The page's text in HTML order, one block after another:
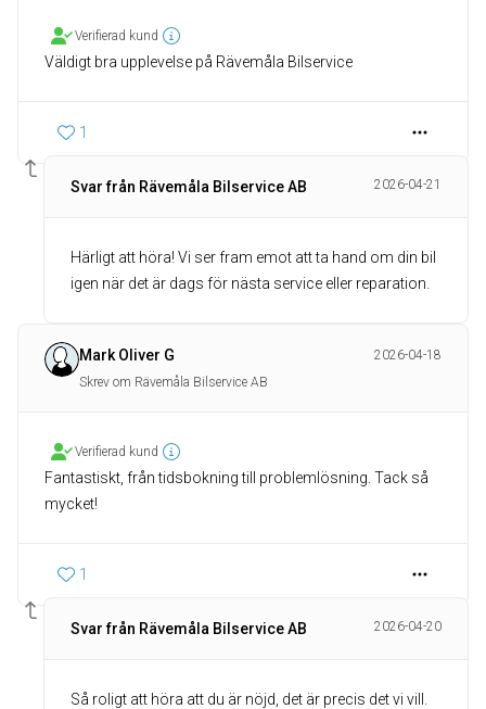
Verifierad kund
Väldigt bra upplevelse på Rävemåla Bilservice
1
Svar från Rävemåla Bilservice AB 2026-04-21
Härligt att höra! Vi ser fram emot att ta hand om din bil
igen när det är dags för nästa service eller reparation.
Mark Oliver G
2026-04-18
Skrev om Rävemåla Bilservice AB
Verifierad kund
Fantastiskt, från tidsbokning till problemlösning. Tack så
mycket!
1
Svar från Rävemåla Bilservice AB 2026-04-20
Så roligt att höra att du är nöjd, det är precis det vi vill.